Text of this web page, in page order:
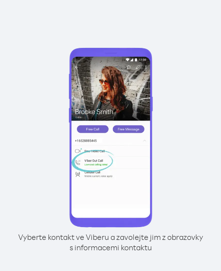
Vyberte kontakt ve Viberu a zavolejte jim z obrazovky
s informacemi kontaktu